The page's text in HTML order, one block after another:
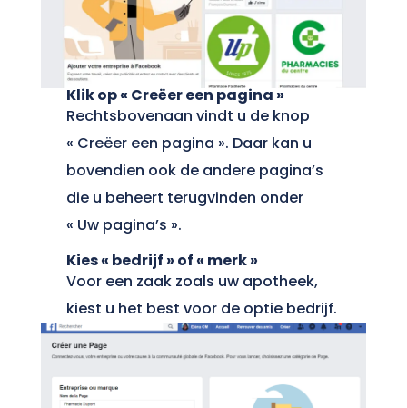
Klik op « Creëer een pagina »
Rechtsbovenaan vindt u de knop
« Creëer een pagina ». Daar kan u
bovendien ook de andere pagina’s
die u beheert terugvinden onder
« Uw pagina’s ».
Kies « bedrijf » of « merk »
Voor een zaak zoals uw apotheek,
kiest u het best voor de optie bedrijf.